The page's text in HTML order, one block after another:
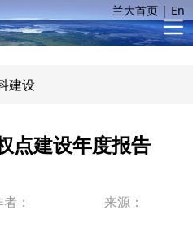
兰大首页 | En
建设
点建设年度报告
： 来源：